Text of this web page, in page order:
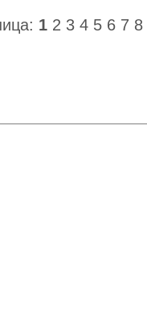
1 2 3 4 5 6 7 8